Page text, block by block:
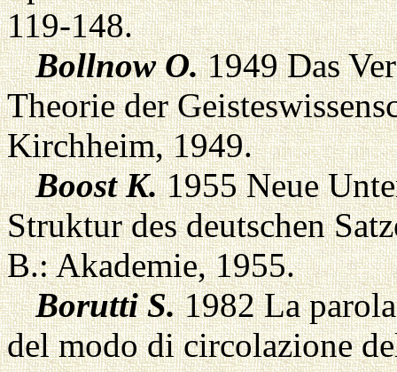
119-148.
Bollnow O.1949 Das
Theorie der
Kirchheim, 1949.
Boost K.1955 Neue
Struktur des deutschen
B.: Akademie, 1955.
Borutti S.1982 La
del modo di circolazione